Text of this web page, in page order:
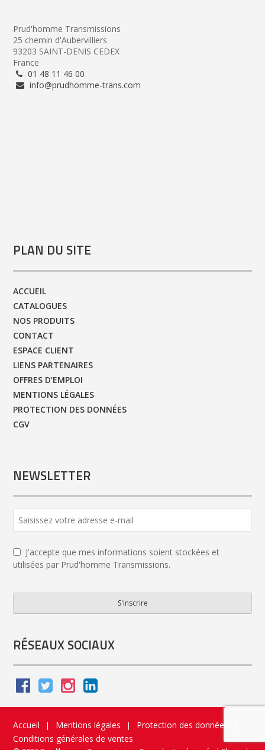
Prud'homme Transmissions
25 chemin d'Aubervilliers
93203 SAINT-DENIS CEDEX
France
01 48 11 46 00
info@prudhomme-trans.com
PLAN DU SITE
ACCUEIL
CATALOGUES
NOS PRODUITS
CONTACT
ESPACE CLIENT
LIENS PARTENAIRES
OFFRES D’EMPLOI
MENTIONS LÉGALES
PROTECTION DES DONNÉES
CGV
NEWSLETTER
URL *
J'accepte que mes informations soient stockées et
utilisées par Prud'homme Transmissions.
S'inscrire
RÉSEAUX SOCIAUX
Accueil | Mentions légales | Protection des données
Conditions générales de ventes
© 2026 Prud’homme Transmission. Tous droits réservés|Flippad